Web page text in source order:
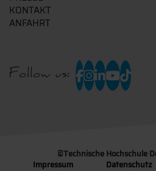
KONTAKT
ANFAHRT
Follow us:
©Technische Hochschule
Impressum
Datenschutz